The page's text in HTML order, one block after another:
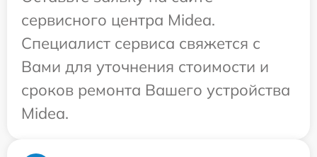
сервисного центра Midea.
Специалист сервиса свяжется с
Вами для уточнения стоимости и
сроков ремонта Вашего устройства
Midea.